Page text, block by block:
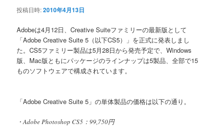
投稿日時:2010年4月13日
Adobeは4月12日、Creative Suiteファミリーの最新版として
「Adobe Creative Suite 5（以下CS5）」を正式に発表しまし
た。CS5ファミリー製品は5月28日から発売予定で、Windows
版、Mac版ともにパッケージのラインナップは5製品、全部で15
ものソフトウェアで構成されています。
「Adobe Creative Suite 5」の単体製品の価格は以下の通り。
・Adobe Photoshop CS5：99,750円